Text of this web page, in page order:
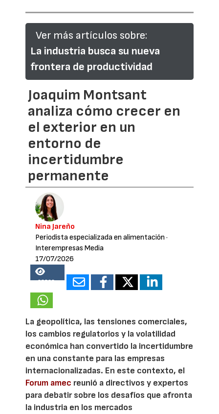
Ver más artículos sobre:
La industria busca su nueva
frontera de productividad
Joaquim Montsant
analiza cómo crecer en
el exterior en un
entorno de
incertidumbre
permanente
Nina Jareño
Periodista especializada en alimentación ·
Interempresas Media
17/07/2026
25538
La geopolítica, las tensiones comerciales,
los cambios regulatorios y la volatilidad
económica han convertido la incertidumbre
en una constante para las empresas
internacionalizadas. En este contexto, el
Forum amec reunió a directivos y expertos
para debatir sobre los desafíos que afronta
la industria en los mercados